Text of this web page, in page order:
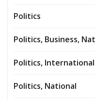
Politics
Politics, Business,
Politics, International
Politics, National